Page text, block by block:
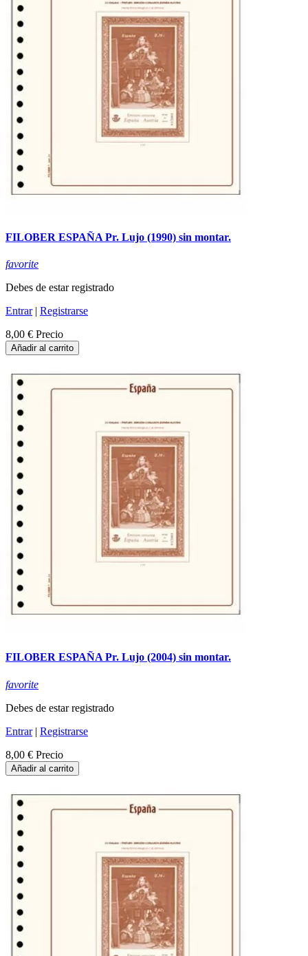
FILOBER ESPAÑA Pr. Lujo (1990) sin montar.
favorite
Debes de estar registrado
Entrar| Registrarse
8,00 € Precio
Añadir al carrito
FILOBER ESPAÑA Pr. Lujo (2004) sin montar.
favorite
Debes de estar registrado
Entrar| Registrarse
8,00 € Precio
Añadir al carrito